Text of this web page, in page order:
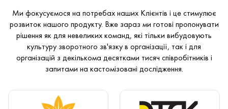
Ми фокусуємося на потребах наших Клієнтів і це стимулює
розвиток нашого продукту. Вже зараз ми готові пропонувати
рішення як для невеликих команд, які тільки вибудовують
культуру зворотного зв'язку в організації, так і для
організацій з декількома десятками тисяч співробітників і
запитами на кастомізовані дослідження.